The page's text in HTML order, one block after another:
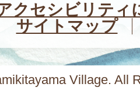
クセシビリティ
サイトマップ
Village. All